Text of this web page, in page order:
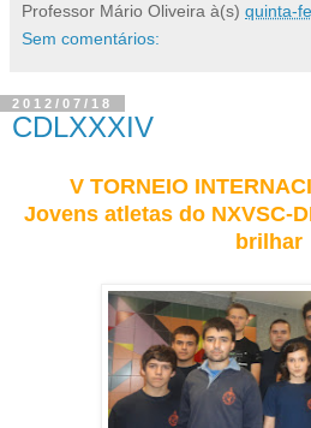
Professor Mário Oliveira à(s) quinta-
Sem comentários:
2012/07/18
CDLXXXIV
V TORNEIO
Jovens atletas do NXVSC-
brilhar